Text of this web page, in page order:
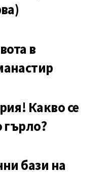
в
Какво се
гърло?
бази на